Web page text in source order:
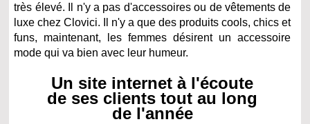
très élevé. Il n'y a pas d'accessoires ou de vêtements de
luxe chez Clovici. Il n'y a que des produits cools, chics et
funs, maintenant, les femmes désirent un accessoire
mode qui va bien avec leur humeur.
Un site internet à l'écoute
de ses clients tout au long
de l'année